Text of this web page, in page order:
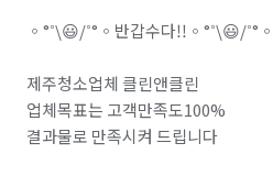
◦°˚\😃/˚°◦반갑수다!!◦°˚\😃/˚°◦
제주청소업체 클린앤클린
업체목표는 고객만족도100%
결과물로 만족시켜 드립니다